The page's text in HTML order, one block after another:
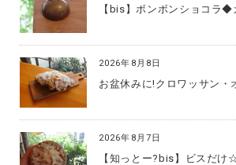
【bis】ボンボンショコラ◆
お盆休みに!クロワッサン・
2026年8月8日
【知っとー?bis】ビスだけ
2026年8月7日